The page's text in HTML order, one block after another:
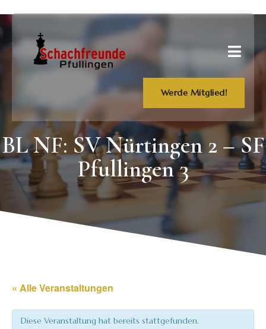
Werde Mitglied!
BL NF: SV Nürtingen 2 – SF
Pfullingen 3
« Alle Veranstaltungen
Diese Veranstaltung hat bereits stattgefunden.